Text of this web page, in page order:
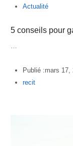
Actualité
5 conseils pour
…
Publié :mars 17,
Author
recit